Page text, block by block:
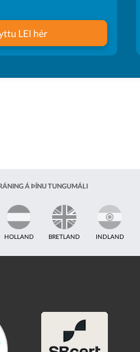
LEI hér
Á ÞÍNU TUNGUMÁLI
HOLLAND BRETLAND INDLAND